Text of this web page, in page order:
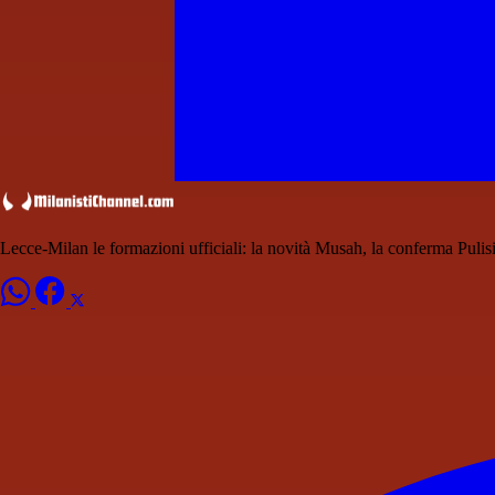
Lecce-Milan le formazioni ufficiali: la novità Musah, la conferma